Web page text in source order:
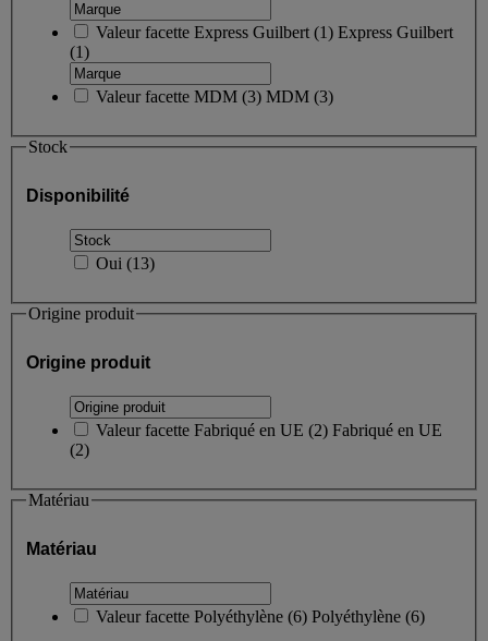
Valeur facette Express Guilbert (1) Express Guilbert
(1)
Valeur facette MDM (3) MDM (3)
Stock
Disponibilité
Oui (13)
Origine produit
Origine produit
Valeur facette Fabriqué en UE (2) Fabriqué en UE
(2)
Matériau
Matériau
Valeur facette Polyéthylène (6) Polyéthylène (6)